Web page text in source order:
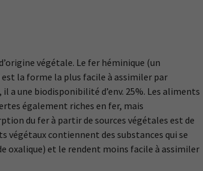
végétale. Le fer héminique (un
la forme la plus facile à assimiler par
a une biodisponibilité d’env. 25%. Les aliments
également riches en fer, mais
du fer à partir de sources végétales est de
végétaux contiennent des substances qui se
oxalique) et le rendent moins facile à assimiler